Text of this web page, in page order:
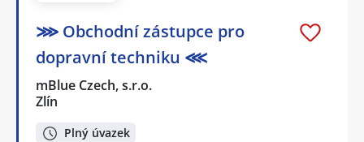
⋙ Obchodní zástupce pro
dopravní techniku ⋘
mBlue Czech, s.r.o.
Zlín
Plný úvazek